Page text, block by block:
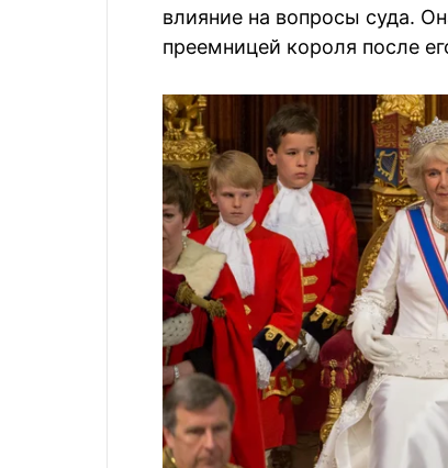
влияние на вопросы суда.
преемницей короля после